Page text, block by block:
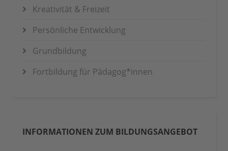
Kreativität & Freizeit
Persönliche Entwicklung
Grundbildung
Fortbildung für Pädagog*innen
INFORMATIONEN ZUM BILDUNGSANGEBOT